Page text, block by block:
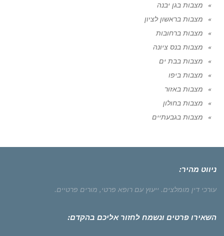
מצבות בגן יבנה
מצבות בראשון לציון
מצבות ברחובות
מצבות בנס ציונה
מצבות בבת ים
מצבות ביפו
מצבות באזור
מצבות בחולון
מצבות בגבעתיים
ניווט מהיר:
עורכי דין מומלצים. ייעוץ עם רופא פרטי, מורים פרטיים.
השאירו פרטים ונשמח לחזור אליכם בהקדם: